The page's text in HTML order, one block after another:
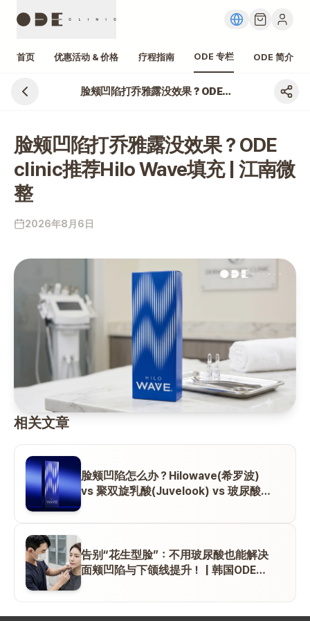
首页 优惠活动 & 价格 疗程指南 ODE 专栏 ODE 简介
脸颊凹陷打乔雅露没效果？ODE clinic推荐Hilo Wave填充 | 江南微整
脸颊凹陷打乔雅露没效果？ODE
clinic推荐Hilo Wave填充 | 江南微
整
2026年8月6日
相关文章
脸颊凹陷怎么办？Hilowave(希罗波)
vs 聚双旋乳酸(Juvelook) vs 玻尿酸，
告别“花生型脸”：不用玻尿酸也能解决
面颊凹陷与下颌线提升！ | 韩国ODE